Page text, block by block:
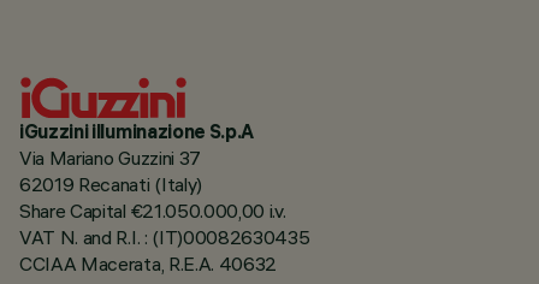
iGuzzini illuminazione S.p.A
Via Mariano Guzzini 37
62019 Recanati (Italy)
Share Capital €21.050.000,00 i.v.
VAT N. and R.I. : (IT)00082630435
CCIAA Macerata, R.E.A. 40632